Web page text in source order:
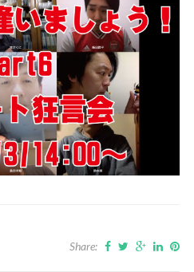
Share: